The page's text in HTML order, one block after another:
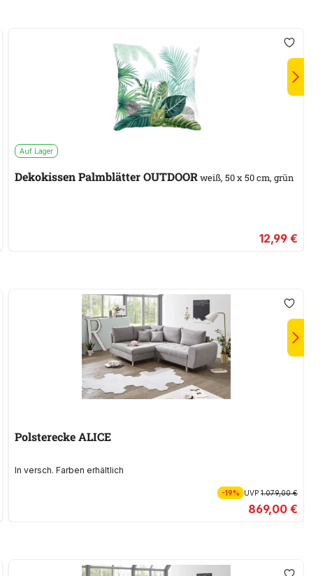
Auf Lager
Dekokissen Palmblätter OUTDOORweiß, 50 x 50 cm, grün
12,99 €
Polsterecke ALICE
In versch. Farben erhältlich
-19% UVP 1.079,00 €
869,00 €